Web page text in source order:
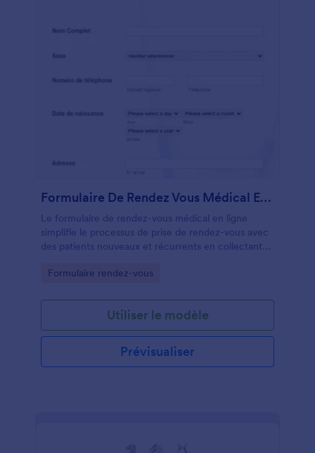
Formulaire De Rendez Vous Médical En Ligne
Le formulaire de rendez-vous médical en ligne
simplifie le processus de prise de rendez-vous avec
des patients nouveaux et récurrents en collectant
rendez-vous, le type de rendez-vous, le nom du
informations de présence, le cas échéant.
Personnalisez le modèle avec des applications, des
widgets et des thèmes via le générateur Jotform et
créez dès aujourd'hui un formulaire de rendez-vous
conforme à la loi HIPAA.
Go to Category:
Formulaire rendez-vous
Utiliser le modèle
Prévisualiser